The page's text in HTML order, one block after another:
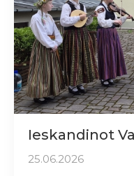
Ieskandinot
25.06.2026